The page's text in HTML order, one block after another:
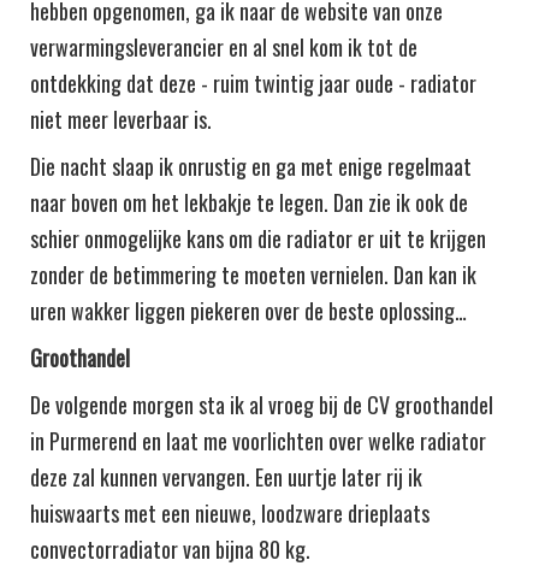
hebben opgenomen, ga ik naar de website van onze
verwarmingsleverancier en al snel kom ik tot de
ontdekking dat deze - ruim twintig jaar oude - radiator
niet meer leverbaar is.
Die nacht slaap ik onrustig en ga met enige regelmaat
naar boven om het lekbakje te legen. Dan zie ik ook de
schier onmogelijke kans om die radiator er uit te krijgen
zonder de betimmering te moeten vernielen. Dan kan ik
uren wakker liggen piekeren over de beste oplossing…
Groothandel
De volgende morgen sta ik al vroeg bij de CV groothandel
in Purmerend en laat me voorlichten over welke radiator
deze zal kunnen vervangen. Een uurtje later rij ik
huiswaarts met een nieuwe, loodzware drieplaats
convectorradiator van bijna 80 kg.